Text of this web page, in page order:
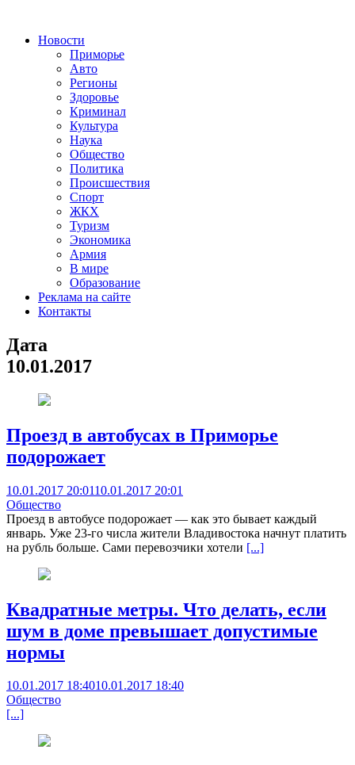
Новости
Приморье
Авто
Регионы
Здоровье
Криминал
Культура
Наука
Общество
Политика
Происшествия
Спорт
ЖКХ
Туризм
Экономика
Армия
В мире
Образование
Реклама на сайте
Контакты
Дата
10.01.2017
Проезд в автобусах в Приморье
подорожает
10.01.2017 20:0110.01.2017 20:01
Общество
Проезд в автобусе подорожает — как это бывает каждый
январь. Уже 23-го числа жители Владивостока начнут платить
на рубль больше. Сами перевозчики хотели [...]
Квадратные метры. Что делать, если
шум в доме превышает допустимые
нормы
10.01.2017 18:4010.01.2017 18:40
Общество
[...]